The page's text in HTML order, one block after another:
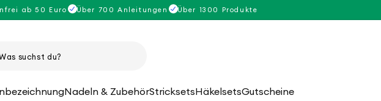
ab 50 Euro Über 700 Anleitungen Über 1300 Produkte
Nadeln & ZubehörStricksetsHäkelsetsGutscheine